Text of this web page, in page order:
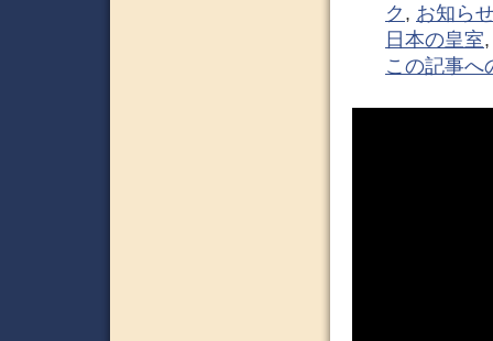
ク , お知ら
日本の皇室
この記事へ